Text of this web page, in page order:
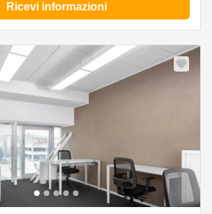
Ricevi informazioni